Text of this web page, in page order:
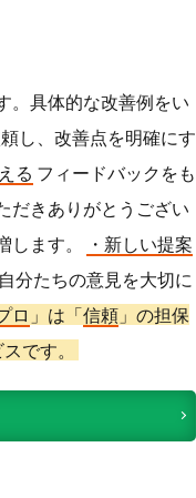
。具体的な改善例をい
し、改善点を明確にす
る フィードバックをも
だきありがとうござい
します。
・新しい提案
分たちの意見を大切に
ロ 」は「信頼 」の担保
です。